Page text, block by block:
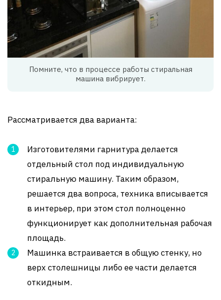
Помните, что в процессе работы стиральная
машина вибрирует.
Рассматривается два варианта:
Изготовителями гарнитура делается
отдельный стол под индивидуальную
стиральную машину. Таким образом,
решается два вопроса, техника вписывается
в интерьер, при этом стол полноценно
функционирует как дополнительная рабочая
площадь.
Машинка встраивается в общую стенку, но
верх столешницы либо ее части делается
откидным.